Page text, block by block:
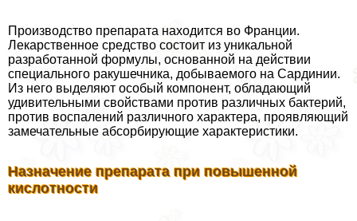
Производство препарата находится во Франции.
Лекарственное средство состоит из уникальной
разработанной формулы, основанной на действии
специального paкушечника, добываемого на Сардинии.
Из него выделяют особый компонент, обладающий
удивительными свойствами против различных бактерий,
против воспалений различного хаpaктера, проявляющий
замечательные абсорбирующие хаpaктеристики.
Назначение препарата при повышенной
кислотности